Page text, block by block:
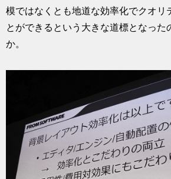
模ではなくとも地道な効率化でクオリ
とができるという大きな道標となった
か。